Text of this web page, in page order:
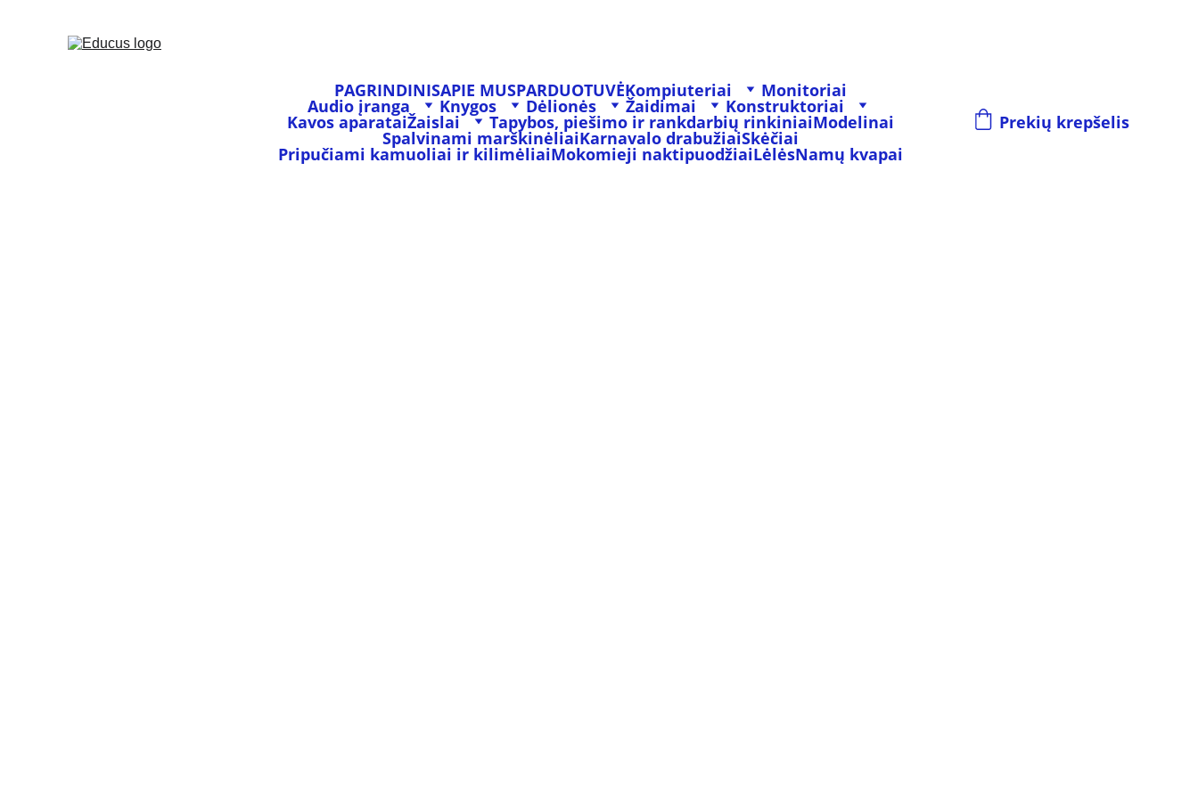
PAGRINDINISAPIE MUSPARDUOTUVĖKompiuteriai Monitoriai
Audio įranga Knygos Dėlionės Žaidimai Konstruktoriai
Kavos aparataiŽaislai Tapybos, piešimo ir rankdarbių rinkiniaiModelinai
Spalvinami marškinėliaiKarnavalo drabužiaiSkėčiai
Pripučiami kamuoliai ir kilimėliaiMokomieji naktipuodžiaiLėlėsNamų kvapai
Prekių krepšelis